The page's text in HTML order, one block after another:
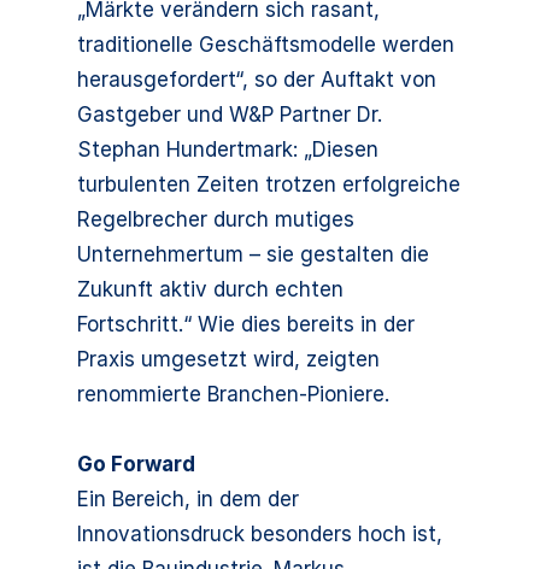
„Märkte verändern sich rasant,
traditionelle Geschäftsmodelle werden
herausgefordert“, so der Auftakt von
Gastgeber und W&P Partner Dr.
Stephan Hundertmark: „Diesen
turbulenten Zeiten trotzen erfolgreiche
Regelbrecher durch mutiges
Unternehmertum – sie gestalten die
Zukunft aktiv durch echten
Fortschritt.“ Wie dies bereits in der
Praxis umgesetzt wird, zeigten
renommierte Branchen-Pioniere.
Go Forward
Ein Bereich, in dem der
Innovationsdruck besonders hoch ist,